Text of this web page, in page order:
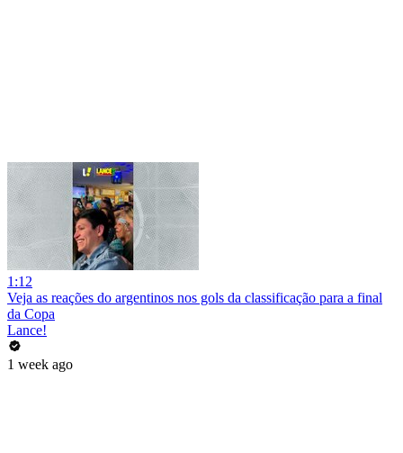
1:12
Veja as reações do argentinos nos gols da classificação para a final
da Copa
Lance!
1 week ago